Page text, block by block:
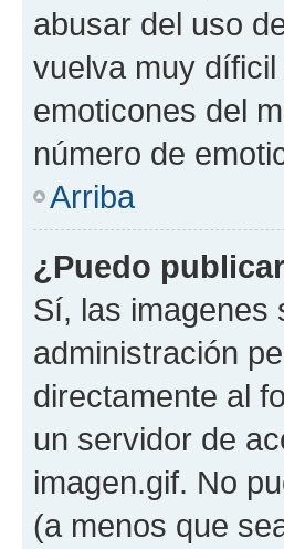
abusar del uso
vuelva muy
emoticones del
número de
Arriba
¿Puedo
Sí, las imagenes
administración
directamente al
un servidor de
imagen.gif. No
(a menos que